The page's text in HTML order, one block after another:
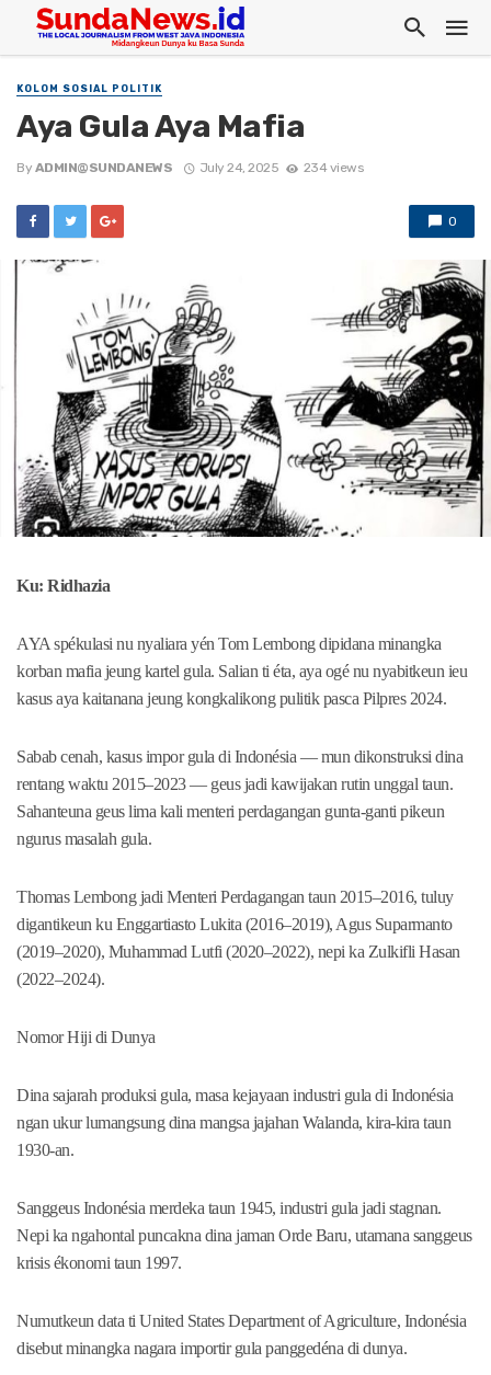
KOLOM SOSIAL POLITIK
Aya Gula Aya Mafia
By ADMIN@SUNDANEWS July 24, 2025 234 views
0
Ku: Ridhazia
AYA spékulasi nu nyaliara yén Tom Lembong dipidana minangka
korban mafia jeung kartel gula. Salian ti éta, aya ogé nu nyabitkeun ieu
kasus aya kaitanana jeung kongkalikong pulitik pasca Pilpres 2024.
Sabab cenah, kasus impor gula di Indonésia — mun dikonstruksi dina
rentang waktu 2015–2023 — geus jadi kawijakan rutin unggal taun.
Sahanteuna geus lima kali menteri perdagangan gunta-ganti pikeun
ngurus masalah gula.
Thomas Lembong jadi Menteri Perdagangan taun 2015–2016, tuluy
digantikeun ku Enggartiasto Lukita (2016–2019), Agus Suparmanto
(2019–2020), Muhammad Lutfi (2020–2022), nepi ka Zulkifli Hasan
(2022–2024).
Nomor Hiji di Dunya
Dina sajarah produksi gula, masa kejayaan industri gula di Indonésia
ngan ukur lumangsung dina mangsa jajahan Walanda, kira-kira taun
1930-an.
Sanggeus Indonésia merdeka taun 1945, industri gula jadi stagnan.
Nepi ka ngahontal puncakna dina jaman Orde Baru, utamana sanggeus
krisis ékonomi taun 1997.
Numutkeun data ti United States Department of Agriculture, Indonésia
disebut minangka nagara importir gula panggedéna di dunya.